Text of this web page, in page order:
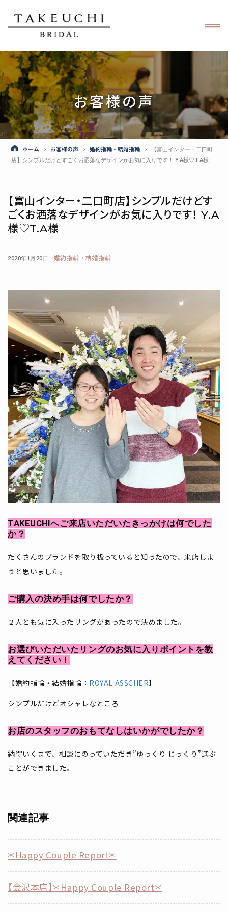
お客様の声
ホーム > お客様の声 > 婚約指輪・結婚指輪 >
【富山インター・二口町
店】シンプルだけどすごくお洒落なデザインがお気に入りです！ Y.A様♡T.A様
【富山インター・二口町店】シンプルだけどす
ごくお洒落なデザインがお気に入りです！ Y.A
様♡T.A様
2020年1月20日 婚約指輪・結婚指輪
TAKEUCHIへご来店いただいたきっかけは何でした
か？
たくさんのブランドを取り扱っていると知ったので、来店しよ
うと思いました。
ご購入の決め手は何でしたか？
２人とも気に入ったリングがあったので決めました。
お選びいただいたリングのお気に入りポイントを教
えてください！
【婚約指輪・結婚指輪： ROYAL ASSCHER】
シンプルだけどオシャレなところ
お店のスタッフのおもてなしはいかがでしたか？
納得いくまで、相談にのっていただき”ゆっくり じっくり”選ぶ
ことができました。
関連記事
＊Happy Couple Report＊
【金沢本店】＊Happy Couple Report＊